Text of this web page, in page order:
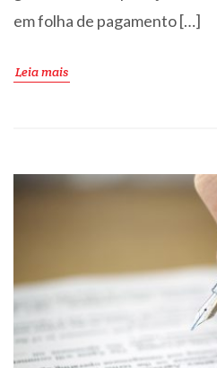
em folha de pagamento […]
Leia mais